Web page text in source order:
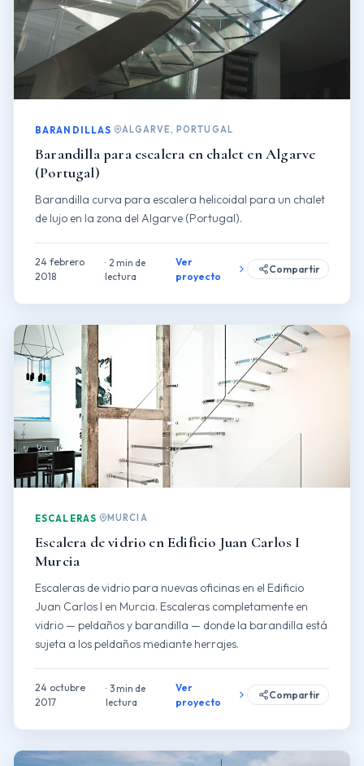
BARANDILLAS ALGARVE, PORTUGAL
Barandilla para escalera en chalet en Algarve
(Portugal)
Barandilla curva para escalera helicoidal para un chalet
de lujo en la zona del Algarve (Portugal).
24 febrero
2018
2 min de
lectura
Ver
proyecto
Compartir
ESCALERAS MURCIA
Escalera de vidrio en Edificio Juan Carlos I
Murcia
Escaleras de vidrio para nuevas oficinas en el Edificio
Juan Carlos I en Murcia. Escaleras completamente en
vidrio — peldaños y barandilla — donde la barandilla está
sujeta a los peldaños mediante herrajes.
24 octubre
2017
3 min de
lectura
Ver
proyecto
Compartir